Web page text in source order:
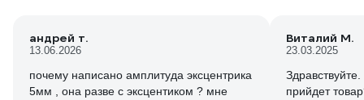
андрей т.
13.06.2026
почему написано амплитуда эксцентрика
5мм , она разве с эксцентиком ? мне
Виталий М.
23.03.2025
прийдет